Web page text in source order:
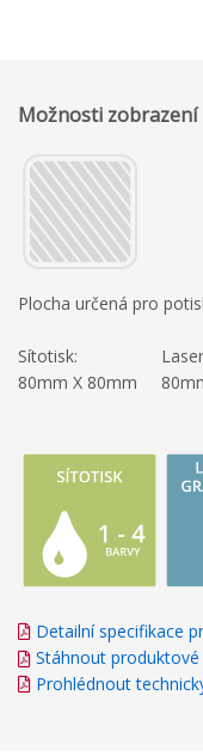
Možnosti
Plocha určená pro
Sítotisk:
80mm X 80mm
Detailní specifikace
Stáhnout
Prohlédnout